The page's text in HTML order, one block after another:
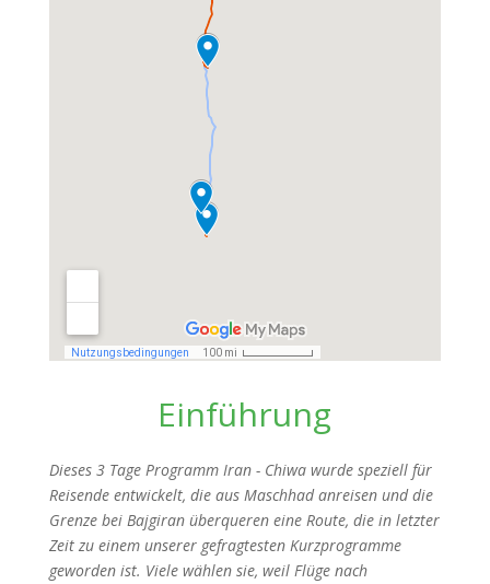
Einführung
Dieses 3 Tage Programm Iran - Chiwa wurde speziell für
Reisende entwickelt, die aus Maschhad anreisen und die
Grenze bei Bajgiran überqueren eine Route, die in letzter
Zeit zu einem unserer gefragtesten Kurzprogramme
geworden ist. Viele wählen sie, weil Flüge nach